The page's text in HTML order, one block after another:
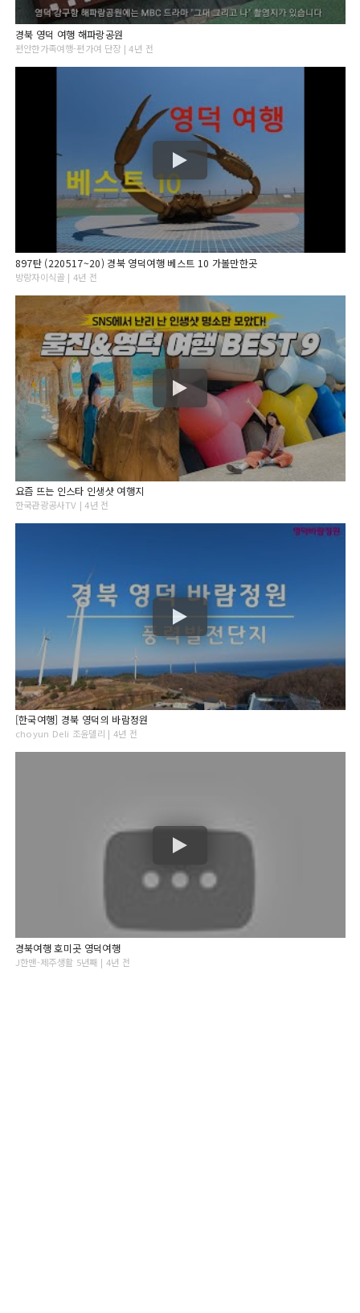
경북 영덕 여행 해파랑공원
편안한가족여행-편가여 단장 | 4년 전
897탄 (220517~20) 경북 영덕여행 베스트 10 가볼만한곳
방랑자이식골 | 4년 전
요즘 뜨는 인스타 인생샷 여행지
한국관광공사TV | 4년 전
[한국여행] 경북 영덕의 바람정원
choyun Deli 조윤델리 | 4년 전
경북여행 호미곳 영덕여행
J한맨-제주생활 5년째 | 4년 전